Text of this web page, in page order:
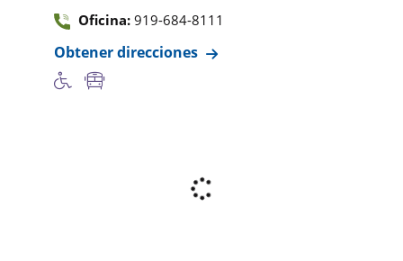
Oficina: 919-684-8111
Obtener direcciones